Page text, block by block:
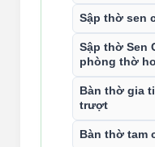
Sập thờ sen
Sập thờ Sen
phòng thờ
Bàn thờ gia
trượt
Bàn thờ tam